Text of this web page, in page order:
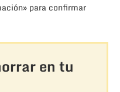
para confirmar
en tu